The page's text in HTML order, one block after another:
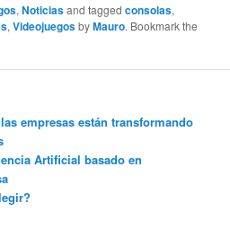
,Noticiasand taggedconsolas,
,VideojuegosbyMauro. Bookmark the
empresas están transformando
Artificial basado en